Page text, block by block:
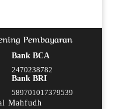
Pembayaran
Bank BCA
2470238782
Bank BRI
589701017379539
Mahfudh